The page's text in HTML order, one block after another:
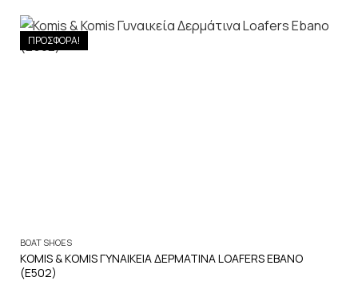
ΠΡΟΣΦΟΡΑ!
BOAT SHOES
KOMIS & KOMIS ΓΥΝΑΙΚΕΙΑ ΔΕΡΜΑΤΙΝΑ LOAFERS EBANO
(E502)